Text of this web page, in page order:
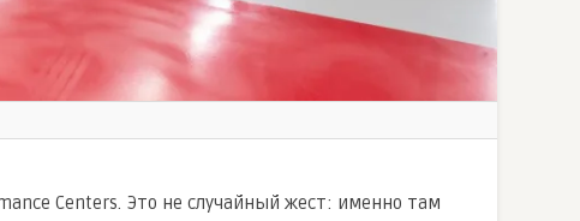
Centers. Это не случайный жест: именно там